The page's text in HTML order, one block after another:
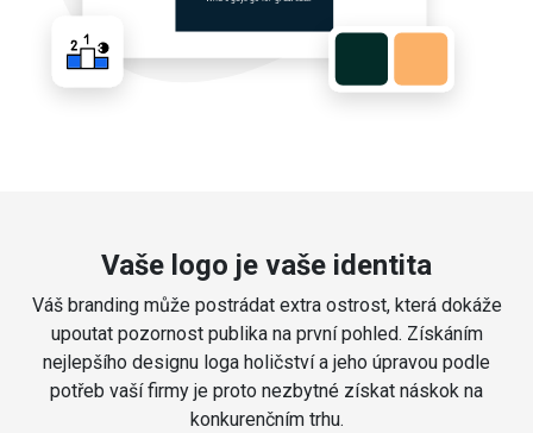
Vaše logo je vaše identita
Váš branding může postrádat extra ostrost, která dokáže
upoutat pozornost publika na první pohled. Získáním
nejlepšího designu loga holičství a jeho úpravou podle
potřeb vaší firmy je proto nezbytné získat náskok na
konkurenčním trhu.